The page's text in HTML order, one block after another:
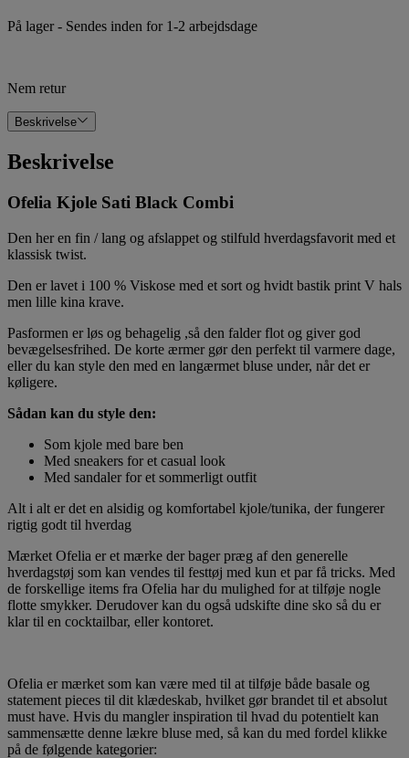
På lager - Sendes inden for 1-2 arbejdsdage
Nem retur
Beskrivelse
Beskrivelse
Ofelia Kjole Sati Black Combi
Den her en fin / lang og afslappet og stilfuld hverdagsfavorit med et
klassisk twist.
Den er lavet i 100 % Viskose med et sort og hvidt bastik print V hals
men lille kina krave.
Pasformen er løs og behagelig ,så den falder flot og giver god
bevægelsesfrihed. De korte ærmer gør den perfekt til varmere dage,
eller du kan style den med en langærmet bluse under, når det er
køligere.
Sådan kan du style den:
Som kjole med bare ben
Med sneakers for et casual look
Med sandaler for et sommerligt outfit
Alt i alt er det en alsidig og komfortabel kjole/tunika, der fungerer
rigtig godt til hverdag
Mærket Ofelia er et mærke der bager præg af den generelle
hverdagstøj som kan vendes til festtøj med kun et par få tricks. Med
de forskellige items fra Ofelia har du mulighed for at tilføje nogle
flotte smykker. Derudover kan du også udskifte dine sko så du er
klar til en cocktailbar, eller kontoret.
Ofelia er mærket som kan være med til at tilføje både basale og
statement pieces til dit klædeskab, hvilket gør brandet til et absolut
must have. Hvis du mangler inspiration til hvad du potentielt kan
sammensætte denne lækre bluse med, så kan du med fordel klikke
på de følgende kategorier: